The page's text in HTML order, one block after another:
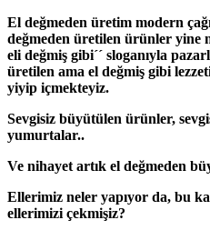
El değmeden üretim modern
değmeden üretilen ürünler yine
eli değmiş gibi´´ sloganıyla
üretilen ama el değmiş gibi
yiyip içmekteyiz.
Sevgisiz büyütülen ürünler,
yumurtalar..
Ve nihayet artık el değmeden
Ellerimiz neler yapıyor da, bu
ellerimizi çekmişiz?